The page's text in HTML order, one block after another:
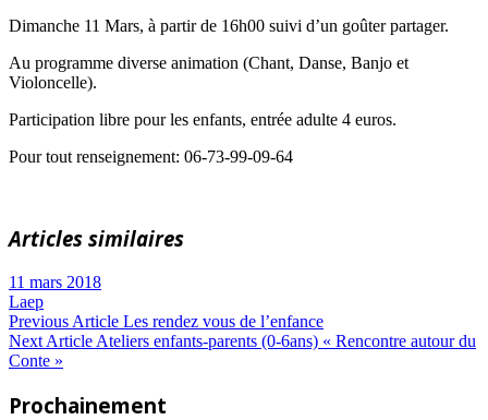
Dimanche 11 Mars, à partir de 16h00 suivi d’un goûter partager.
Au programme diverse animation (Chant, Danse, Banjo et
Violoncelle).
Participation libre pour les enfants, entrée adulte 4 euros.
Pour tout renseignement: 06-73-99-09-64
Articles similaires
11 mars 2018
Laep
Navigation
de
l’article
Previous ArticlePrevious
Post:
Les rendez vous de l’enfance
Next ArticleNext
Ateliers enfants-parents (0-6ans) « Rencontre autour du
Conte »
Prochainement